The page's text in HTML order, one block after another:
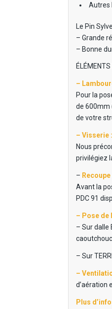
Autres
Le Pin
– Grande
– Bonne
–
Pour la
de 600mm
de votre
– Visserie :
Nous
privilégiez
–
Avant la
PDC 91
– Pose de
– Sur dalle
– Sur
–
d’aération
Plus